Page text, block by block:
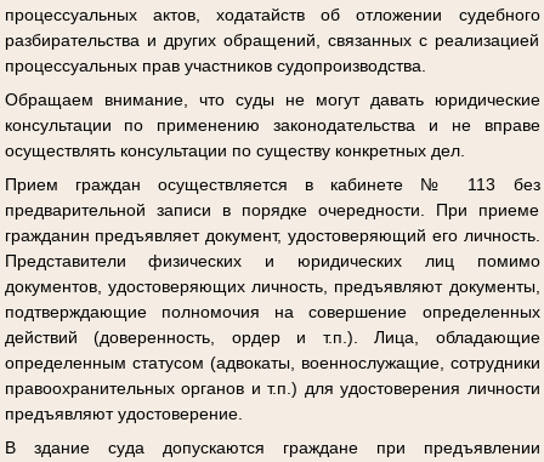
процессуальных актов, ходатайств об отложении судебного
разбирательства и других обращений, связанных с реализацией
процессуальных прав участников судопроизводства.
Обращаем внимание, что суды не могут давать юридические
консультации по применению законодательства и не вправе
осуществлять консультации по существу конкретных дел.
Прием граждан осуществляется в кабинете № 113 без
предварительной записи в порядке очередности. При приеме
гражданин предъявляет документ, удостоверяющий его личность.
Представители физических и юридических лиц помимо
документов, удостоверяющих личность, предъявляют документы,
подтверждающие полномочия на совершение определенных
действий (доверенность, ордер и т.п.). Лица, обладающие
определенным статусом (адвокаты, военнослужащие, сотрудники
правоохранительных органов и т.п.) для удостоверения личности
предъявляют удостоверение.
В здание суда допускаются граждане при предъявлении